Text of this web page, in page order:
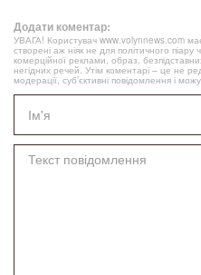
Додати коментар:
УВАГА! Користувач www.volynnews.com
створені аж ніяк не для політичного
комерційної реклами, образ,
негідних речей. Утім коментарі – це не
модерації, суб’єктивні повідомлення і